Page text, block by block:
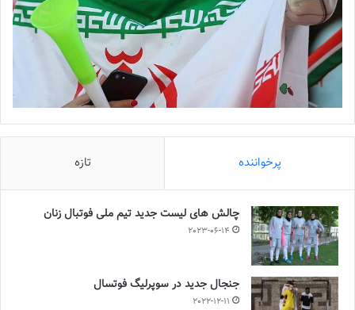
پرخواننده تازه
چالش هاى ليست جدید تيم ملى فوتبال زنان
2023-06-14
جنجال جدید در سوپرلیگ فوتسال
2022-12-11